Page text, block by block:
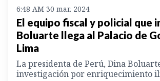
6:48 AM 30 mar. 2024
El equipo fiscal y policial que
Boluarte llega al Palacio de
Lima
La presidenta de Perú, Dina
investigación por enriquecimiento